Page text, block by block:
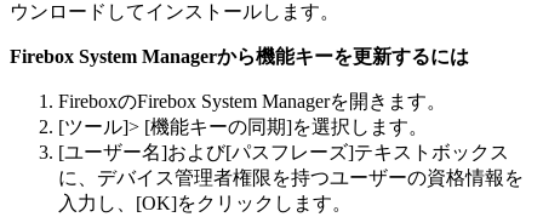
ウンロードしてインストールします。
Firebox System Managerから機能キーを更新するには
FireboxのFirebox System Managerを開きます。
[ツール]> [機能キーの同期]を選択します。
[ユーザー名]および[パスフレーズ]テキストボックス
に、デバイス管理者権限を持つユーザーの資格情報を
入力し、[OK]をクリックします。